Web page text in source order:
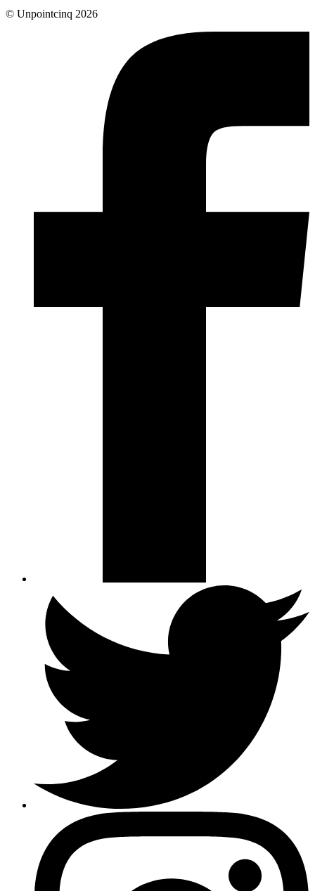
© Unpointcinq 2026